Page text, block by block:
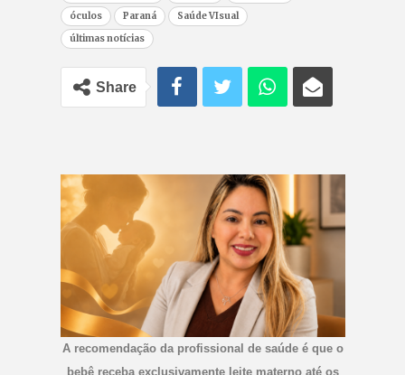
óculos
Paraná
Saúde VIsual
últimas notícias
Share
A recomendação da profissional de saúde é que o
bebê receba exclusivamente leite materno até os